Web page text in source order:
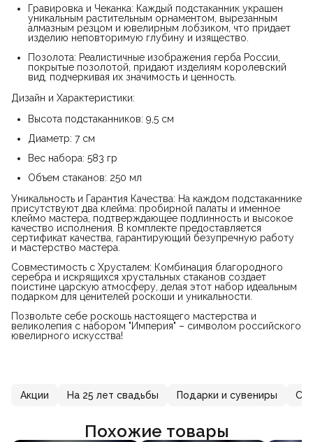
Гравировка и Чеканка: Каждый подстаканник украшен
уникальным растительным орнаментом, вырезанным
алмазным резцом и ювелирным лобзиком, что придает
изделию неповторимую глубину и изящество.
Позолота: Реалистичные изображения герба России,
покрытые позолотой, придают изделиям королевский
вид, подчеркивая их значимость и ценность.
Дизайн и Характеристики:
Высота подстаканников: 9,5 см
Диаметр: 7 см
Вес набора: 583 гр
Объем стаканов: 250 мл
Уникальность и Гарантия Качества: На каждом подстаканнике
присутствуют два клейма: пробирной палаты и именное
клеймо мастера, подтверждающее подлинность и высокое
качество исполнения. В комплекте предоставляется
сертификат качества, гарантирующий безупречную работу
и мастерство мастера.
Совместимость с Хрусталем: Комбинация благородного
серебра и искрящихся хрустальных стаканов создает
поистине царскую атмосферу, делая этот набор идеальным
подарком для ценителей роскоши и уникальности.
Позвольте себе роскошь настоящего мастерства и
великолепия с набором "Империя" – символом российского
ювелирного искусства!
Акции На 25 лет свадьбы Подарки и сувениры
Похожие товары